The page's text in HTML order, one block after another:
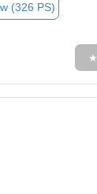
(326 PS)
★